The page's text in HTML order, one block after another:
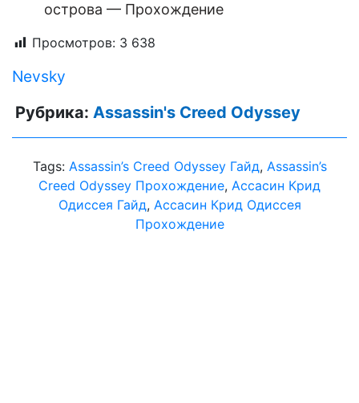
острова — Прохождение
Просмотров: 3 638
Nevsky
Рубрика: Assassin's Creed Odyssey
Tags: Assassin’s Creed Odyssey Гайд, Assassin’s
Creed Odyssey Прохождение, Aссасин Крид
Одиссея Гайд, Aссасин Крид Одиссея
Прохождение